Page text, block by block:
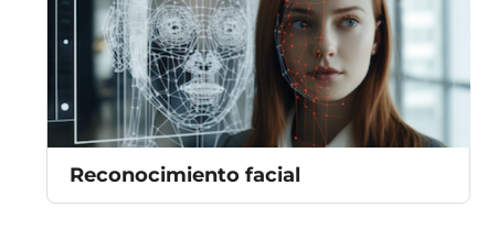
Reconocimiento facial